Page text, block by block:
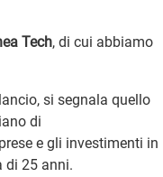
Tech, di cui abbiamo
si segnala quello
di
e gli investimenti in
di 25 anni.